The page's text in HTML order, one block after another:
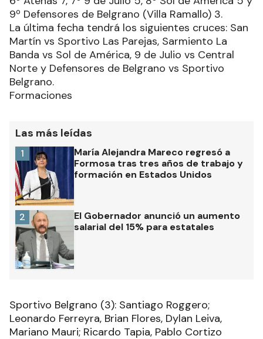
9º Defensores de Belgrano (Villa Ramallo) 3.
La última fecha tendrá los siguientes cruces: San
Martín vs Sportivo Las Parejas, Sarmiento La
Banda vs Sol de América, 9 de Julio vs Central
Norte y Defensores de Belgrano vs Sportivo
Belgrano.
Formaciones
Las más leídas
María Alejandra Mareco regresó a
Formosa tras tres años de trabajo y
formación en Estados Unidos
1
El Gobernador anunció un aumento
salarial del 15% para estatales
2
Sportivo Belgrano (3): Santiago Roggero;
Leonardo Ferreyra, Brian Flores, Dylan Leiva,
Mariano Mauri; Ricardo Tapia, Pablo Cortizo